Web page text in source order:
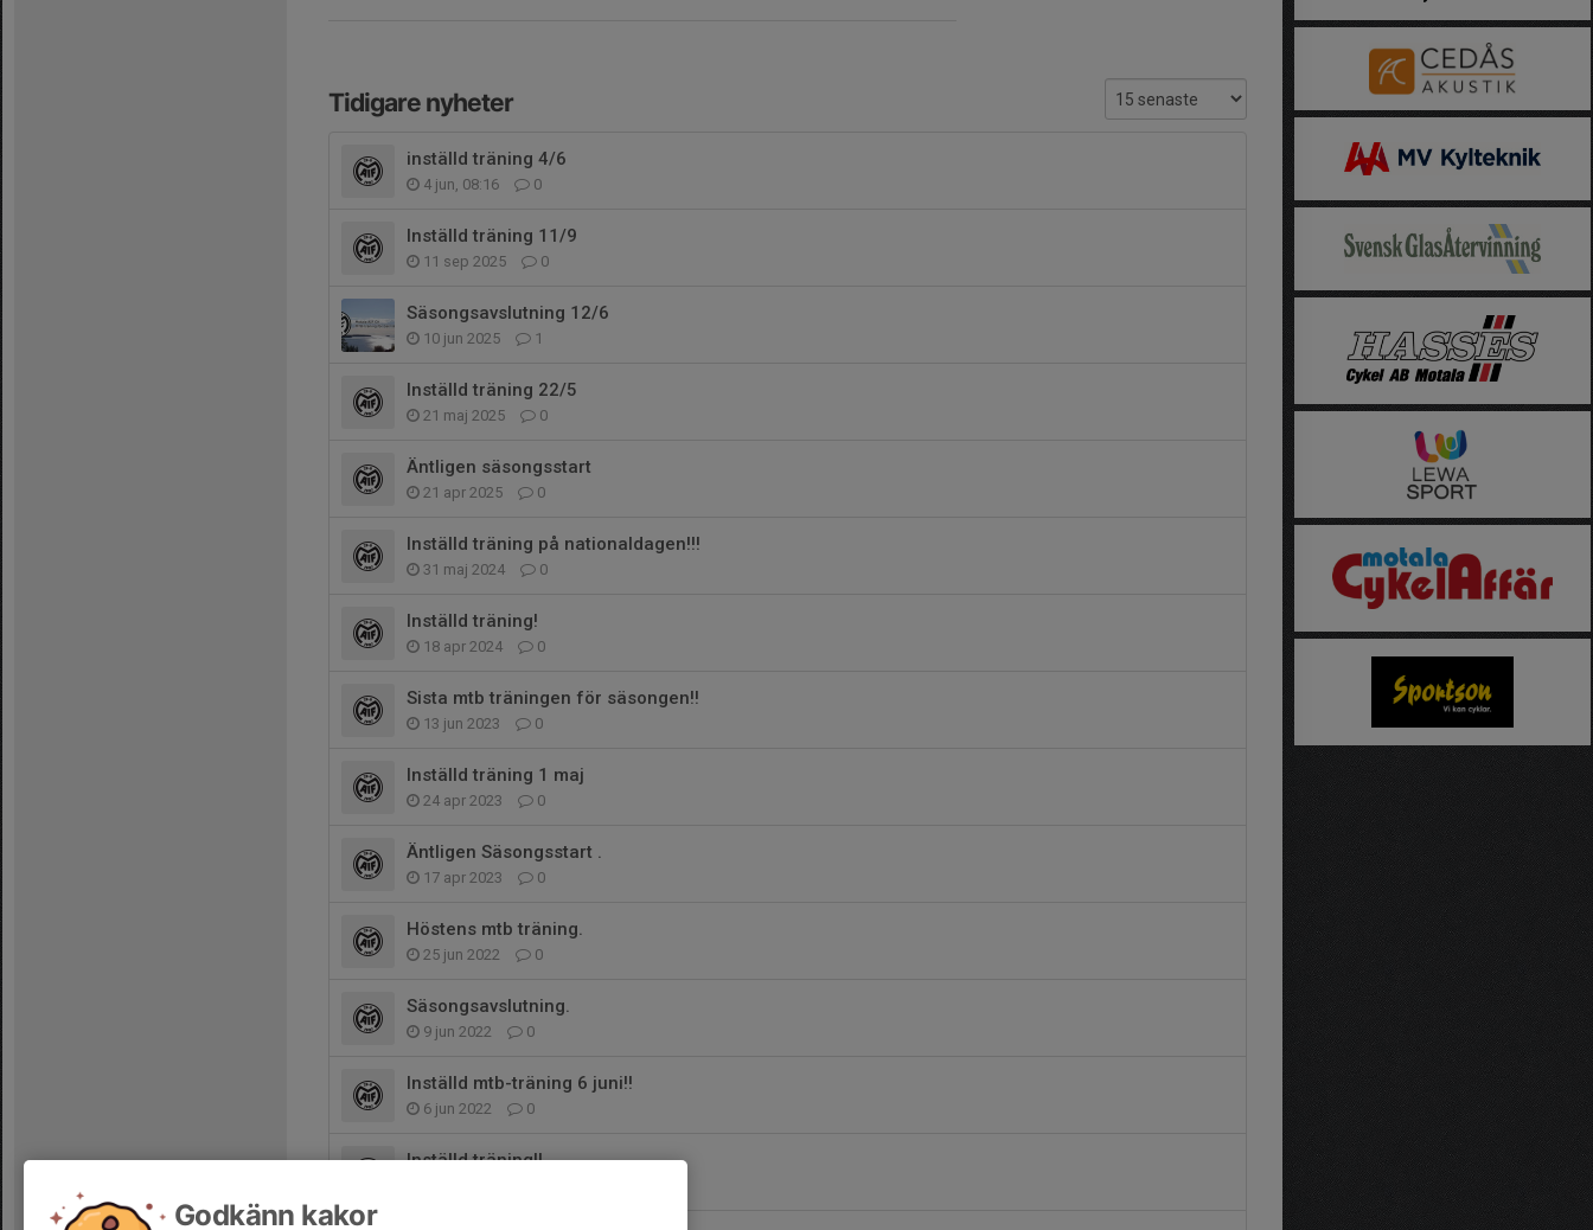
Tidigare nyheter
inställd träning 4/6
4 jun, 08:16 0
Inställd träning 11/9
11 sep 2025 0
Säsongsavslutning 12/6
10 jun 2025 1
Inställd träning 22/5
21 maj 2025 0
Äntligen säsongsstart
21 apr 2025 0
Inställd träning på nationaldagen!!!
31 maj 2024 0
Inställd träning!
18 apr 2024 0
Sista mtb träningen för säsongen!!
13 jun 2023 0
Inställd träning 1 maj
24 apr 2023 0
Äntligen Säsongsstart .
17 apr 2023 0
Höstens mtb träning.
25 jun 2022 0
Säsongsavslutning.
9 jun 2022 0
Inställd mtb-träning 6 juni!!
6 jun 2022 0
Inställd träning!!
Godkänn kakor